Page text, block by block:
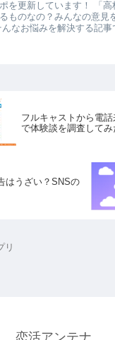
を更新しています！ 「
ものなの？みんなの意見
なお悩みを解決する記事
フルキャストから電
で体験談を調査してみ
はうざい？SNSの
リ